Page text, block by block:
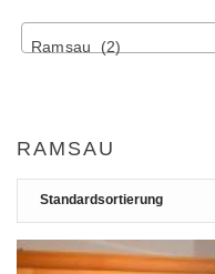
RAMSAU
Ramsau (2)